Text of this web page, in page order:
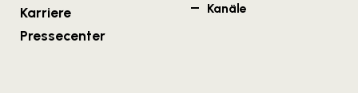
Karriere
Pressecenter
Kanäle